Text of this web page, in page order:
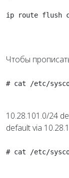
ip route flush
Чтобы
# cat /etc/
10.28.101.0/24
default via
# cat /etc/